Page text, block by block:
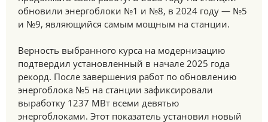
обновили энергоблоки №1 и №8, в 2024 году — №5
и №9, являющийся самым мощным на станции.
Верность выбранного курса на модернизацию
подтвердил установленный в начале 2025 года
рекорд. После завершения работ по обновлению
энергоблока №5 на станции зафиксировали
выработку 1237 МВт всеми девятью
энергоблоками. Этот показатель установил новый